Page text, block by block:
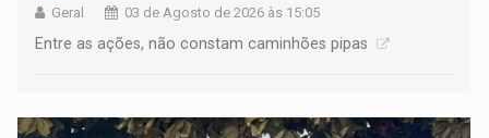
Geral 03 de Agosto de 2026 às 15:05
Entre as ações, não constam caminhões pipas